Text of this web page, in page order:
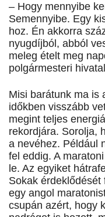
– Hogy mennyibe
Semennyibe. Egy
hoz. Én akkorra
nyugdíjból, abból
meleg ételt meg
polgármesteri
Misi barátunk ma is
időkben visszább
megint teljes
rekordjára. Sorolja,
a nevéhez. Például
fel eddig. A
le. Az egyiket
Sokak
egy angol
csupán azért, hogy